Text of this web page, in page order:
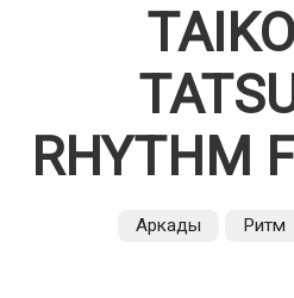
RHYTHM
Аркады Ритм